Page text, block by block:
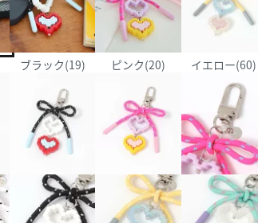
ブラック(19) ピンク(20) イエロー(60)